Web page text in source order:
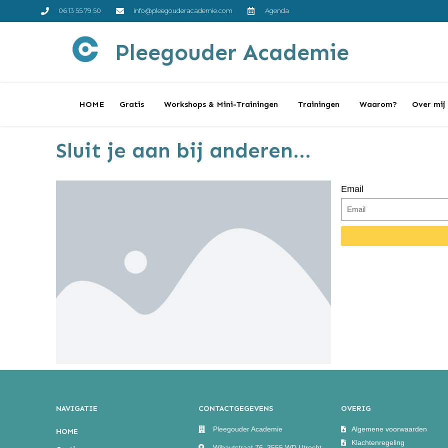
06 13 55 79 50 info@pleegouderacademie.com Agenda
Pleegouder Academie
HOME Gratis Workshops & Mini-Trainingen Trainingen Waarom? Over mij
Sluit je aan bij anderen...
Email
NAVIGATIE
HOME
CONTACTGEGEVENS
Pleegouder Academie
OVERIG
Algemene voorwaarden
Klachtenregeling